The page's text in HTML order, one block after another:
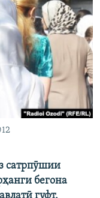
сатрпӯшии
бегона